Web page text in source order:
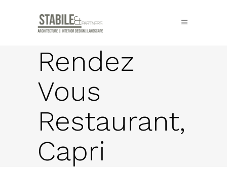
Rendez
Vous
Restaurant,
Capri